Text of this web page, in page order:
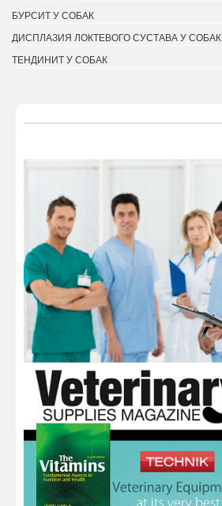
БУРСИТ У СОБАК
ДИСПЛАЗИЯ ЛОКТЕВОГО СУСТАВА У СОБАК
ТЕНДИНИТ У СОБАК